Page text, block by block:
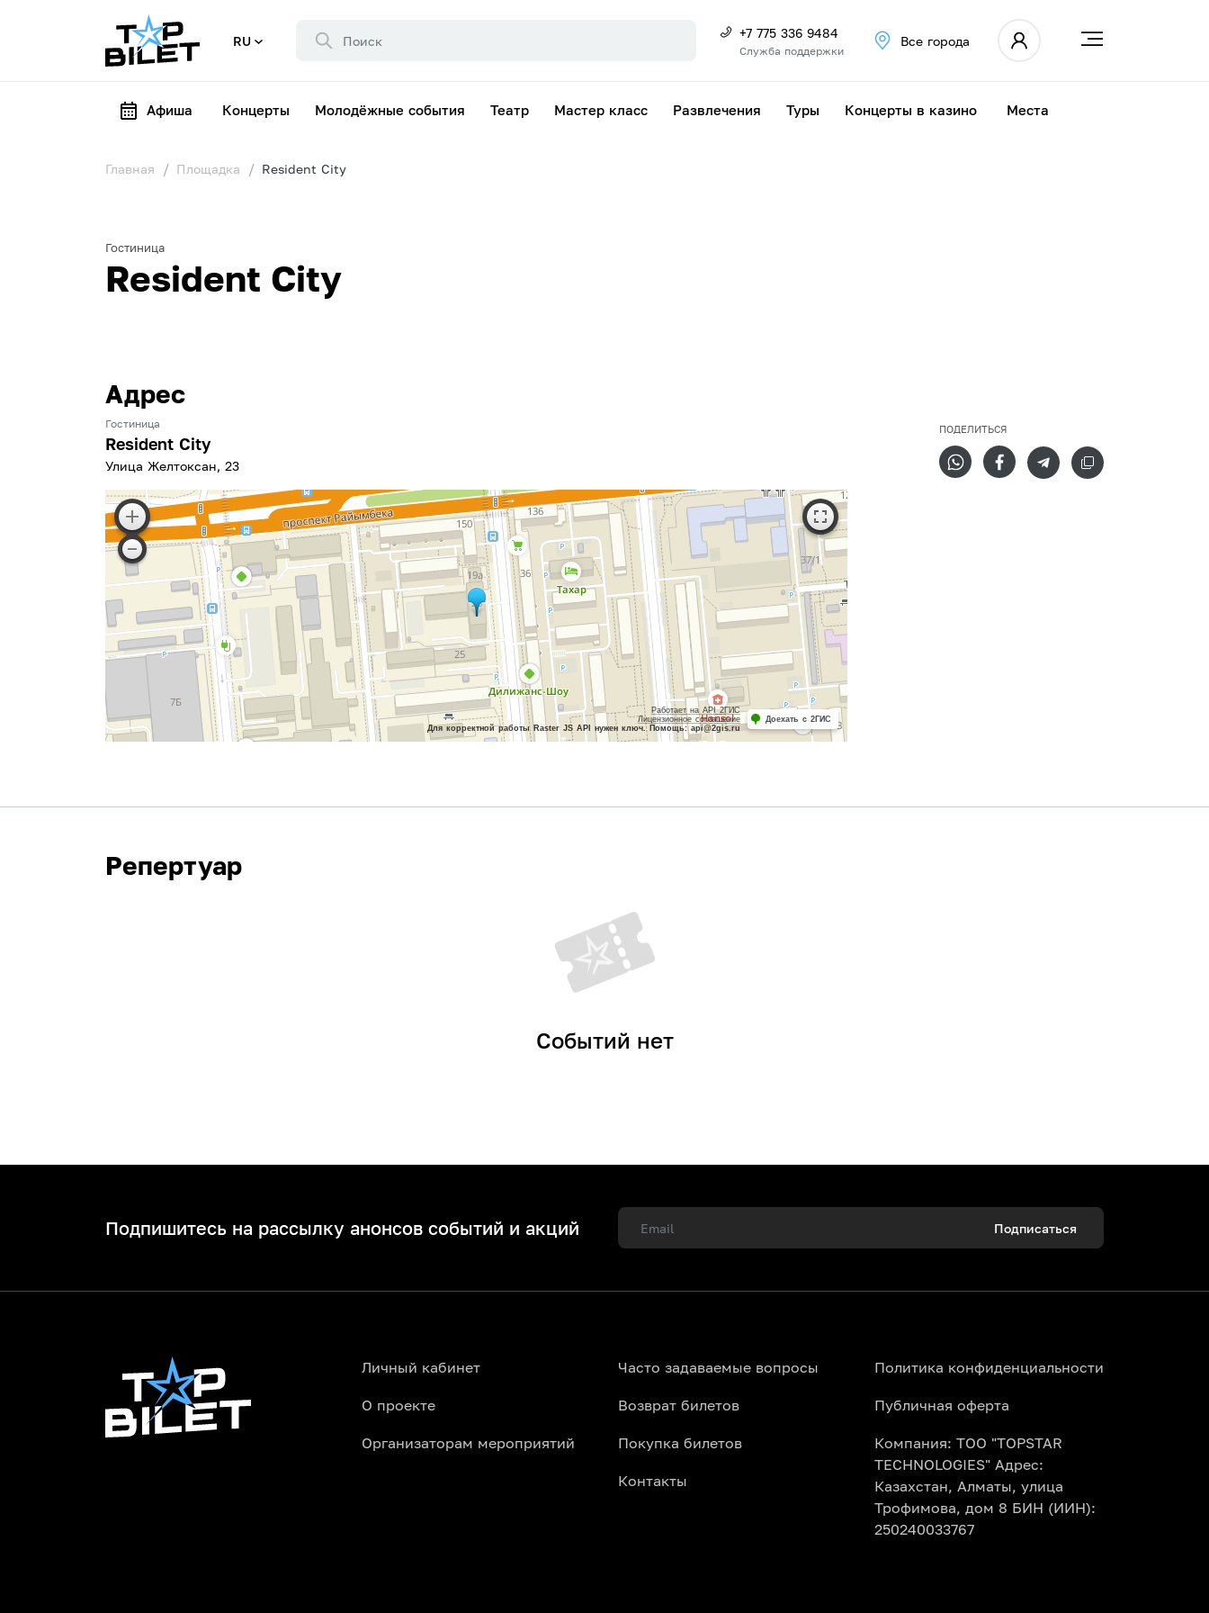
RU +7 775 336 9484
Служба поддержки
Все города
Афиша Концерты Молодёжные события Театр Мастер класс Развлечения Туры Концерты в казино Места
Главная Площадка Resident City
Гостиница
Resident City
Адрес
Гостиница
Resident City
​Улица Желтоксан, 23
Работает на API 2ГИС
Лицензионное соглашение
Для корректной работы Raster JS API нужен ключ. Помощь: api@2gis.ru
Доехать с 2ГИС
ПОДЕЛИТЬСЯ
Репертуар
Событий нет
Подпишитесь на рассылку анонсов событий и акций Подписаться
Личный кабинет
О проекте
Организаторам мероприятий
Часто задаваемые вопросы
Возврат билетов
Покупка билетов
Контакты
Политика конфиденциальности
Публичная оферта
Компания: ТОО "TOPSTAR
TECHNOLOGIES" Адрес:
Казахстан, Алматы, улица
Трофимова, дом 8 БИН (ИИН):
250240033767